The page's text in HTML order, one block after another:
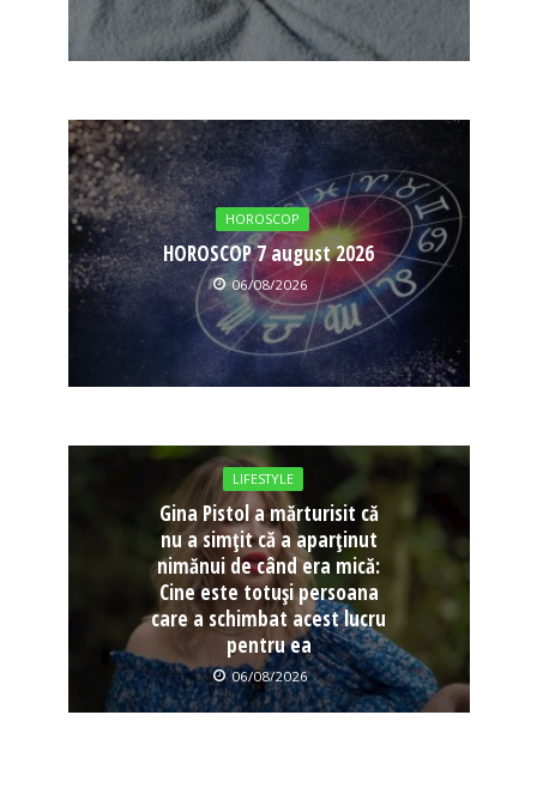
HOROSCOP
HOROSCOP 7 august 2026
06/08/2026
LIFESTYLE
Gina Pistol a mărturisit că
nu a simțit că a aparținut
nimănui de când era mică:
Cine este totuși persoana
care a schimbat acest lucru
pentru ea
06/08/2026